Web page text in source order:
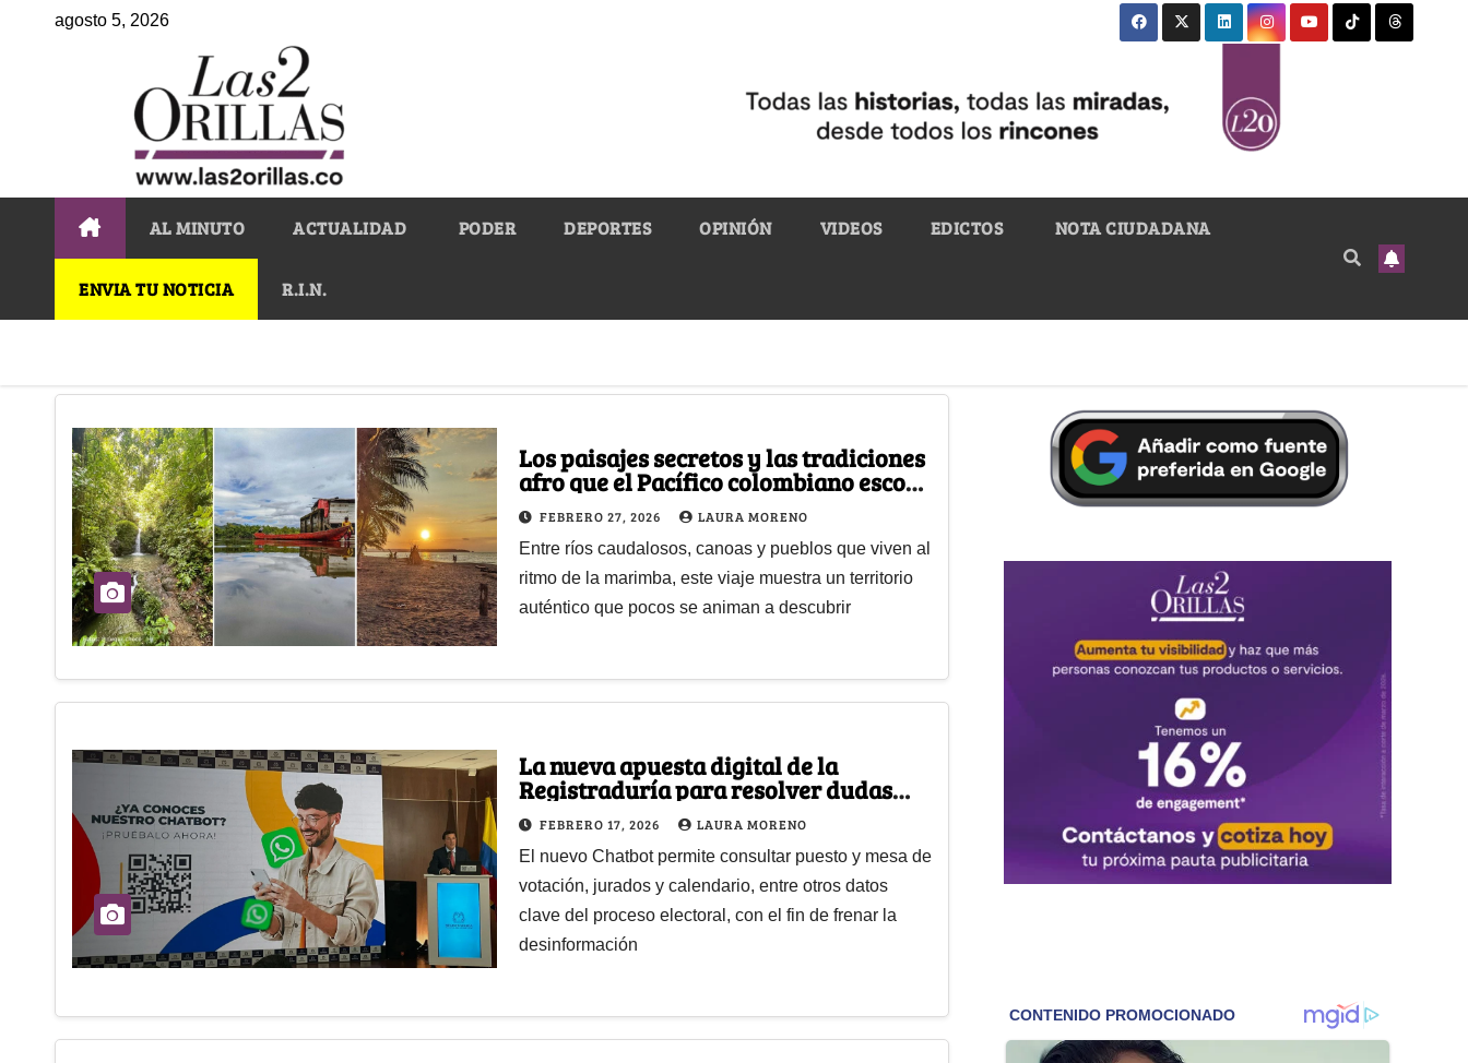
agosto 5, 2026
AL MINUTO ACTUALIDAD PODER DEPORTES OPINIÓN VIDEOS EDICTOS NOTA CIUDADANA
ENVIA TU NOTICIA R.I.N.
Los paisajes secretos y las tradiciones
afro que el Pacífico colombiano escode
lejos del turismo popular
FEBRERO 27, 2026 LAURA MORENO
Entre ríos caudalosos, canoas y pueblos que viven al
ritmo de la marimba, este viaje muestra un territorio
auténtico que pocos se animan a descubrir
La nueva apuesta digital de la
Registraduría para resolver dudas
electorales desde el celular
FEBRERO 17, 2026 LAURA MORENO
El nuevo Chatbot permite consultar puesto y mesa de
votación, jurados y calendario, entre otros datos
clave del proceso electoral, con el fin de frenar la
desinformación